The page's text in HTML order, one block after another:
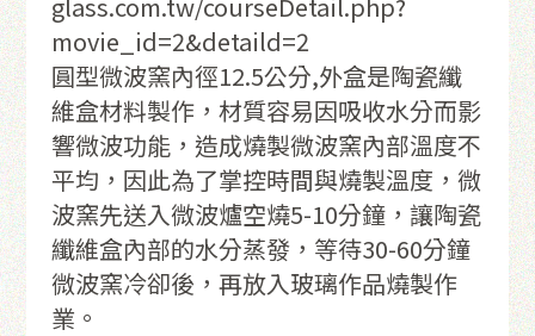
movie_id=2&detaild=2
圓型微波窯內徑12.5公分,外盒是陶瓷纖
維盒材料製作，材質容易因吸收水分而影
響微波功能，造成燒製微波窯內部溫度不
平均，因此為了掌控時間與燒製溫度，微
波窯先送入微波爐空燒5-10分鐘，讓陶瓷
纖維盒內部的水分蒸發，等待30-60分鐘
微波窯冷卻後，再放入玻璃作品燒製作
業。